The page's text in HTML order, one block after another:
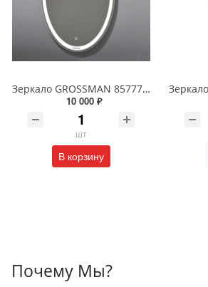
Зеркало GROSSMAN 857770 GALAXY 570*770 с сенсорным выключателем
10 000 ₽
шт
В корзину
Почему Мы?